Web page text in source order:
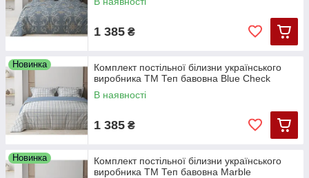
1 385 ₴
Новинка
Комплект постільної білизни українського
виробника ТМ Теп бавовна Blue Check
В наявності
1 385 ₴
Новинка
Комплект постільної білизни українського
виробника ТМ Теп бавовна Marble